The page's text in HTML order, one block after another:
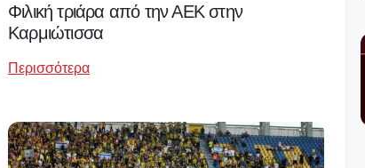
Φιλική τριάρα από την ΑΕΚ στην
Καρμιώτισσα
Περισσότερα